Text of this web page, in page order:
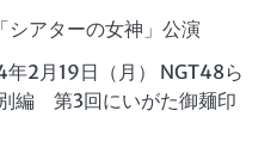
アターの女神」公演
年2月19日（月） NGT48ら
編 第3回にいがた御麺印